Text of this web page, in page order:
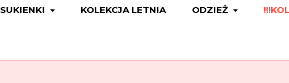
SUKIENKI KOLEKCJA LETNIA ODZIEŻ